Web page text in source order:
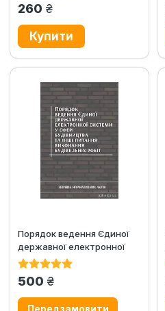
260 грн.
Порядок ведення Єдиної
державної електронної
системи у сфері
500 грн.